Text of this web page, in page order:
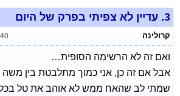
3. עדיין לא צפיתי בפרק של היום
קרולינה
ואם זה לא הרשימה הסופית…
אבל אם זה כן, אני כמוך מתלבטת בין משה
שמתי לב שהאח ממש לא אוהב את טל